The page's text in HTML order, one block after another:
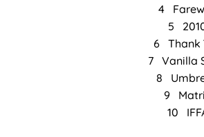
4
5
6 Thank
7 Vanilla
8
9
10